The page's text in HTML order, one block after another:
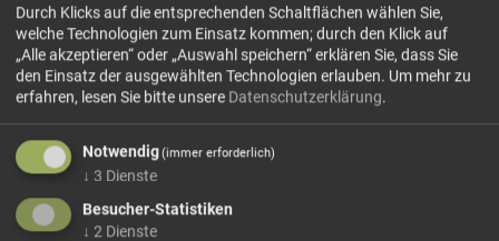
Fondant Weiß RUF
WOW-Moment mit unserem weißen Fondant Es gibt ein
paar ganz besondere Momente, die man gerne mit den
Liebsten feiert. Eine Torte für den Wow-Moment darf da
nicht fehlen. Bloß welches Backwerk versetzt die Gäste in
großes Staunen? Na klar, eine Fondant Torte! Es soll
schließlich ein Kunstwerk...
mehr Infos +
Durch Klicks auf die entsprechenden Schaltflächen wählen Sie,
welche Technologien zum Einsatz kommen; durch den Klick auf
„Alle akzeptieren“ oder „Auswahl speichern“ erklären Sie, dass Sie
den Einsatz der ausgewählten Technologien erlauben. Um mehr zu
erfahren, lesen Sie bitte unsere Datenschutzerklärung.
Notwendig(immer erforderlich)
↓ 3 Dienste
Besucher-Statistiken
↓ 2 Dienste